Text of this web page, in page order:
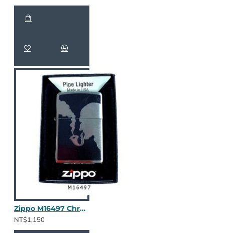
Zippo M16497 Chromed Out
NT$1,150